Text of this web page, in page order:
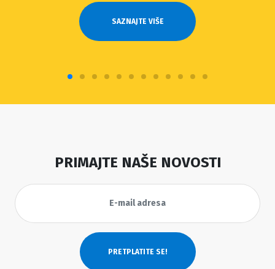
SAZNAJTE VIŠE
PRIMAJTE NAŠE NOVOSTI